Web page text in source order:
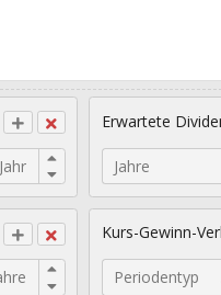
Erwartete
Jahre
Kurs-Gewinn-
Periodentyp